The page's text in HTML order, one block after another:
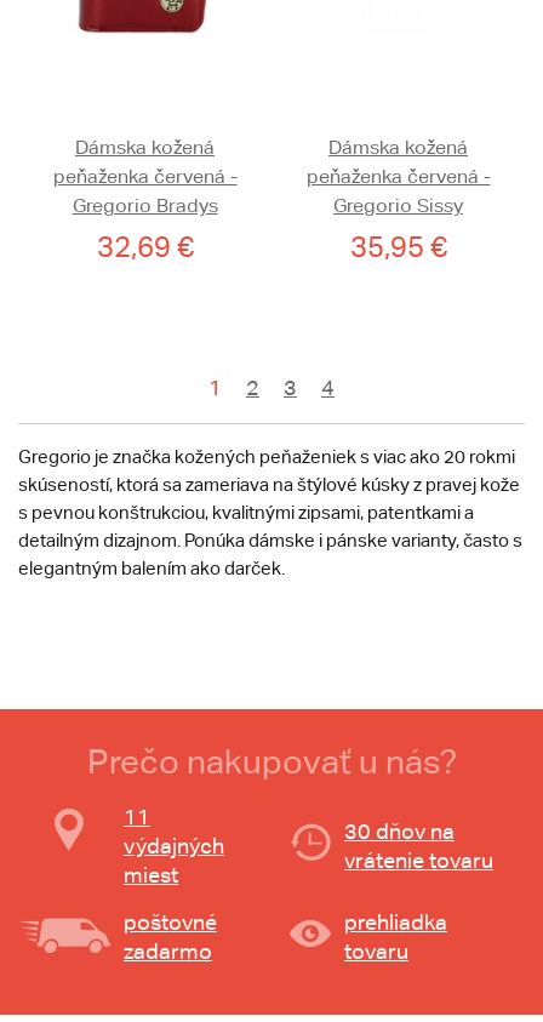
Dámska kožená
peňaženka červená -
Gregorio Bradys
32,69 €
Dámska kožená
peňaženka červená -
Gregorio Sissy
35,95 €
1 2 3 4
Gregorio je značka kožených peňaženiek s viac ako 20 rokmi
skúseností, ktorá sa zameriava na štýlové kúsky z pravej kože
s pevnou konštrukciou, kvalitnými zipsami, patentkami a
detailným dizajnom. Ponúka dámske i pánske varianty, často s
elegantným balením ako darček.
Prečo nakupovať u nás?
11
výdajných
miest
30 dňov na
vrátenie tovaru
poštovné
zadarmo
prehliadka
tovaru